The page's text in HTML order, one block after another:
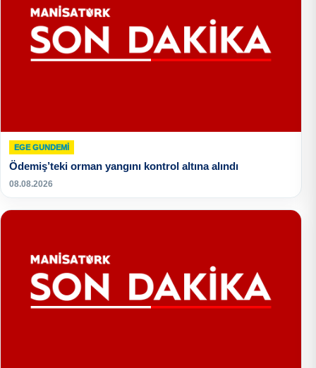
EGE GUNDEMİ
Ödemiş’teki orman yangını kontrol altına alındı
08.08.2026